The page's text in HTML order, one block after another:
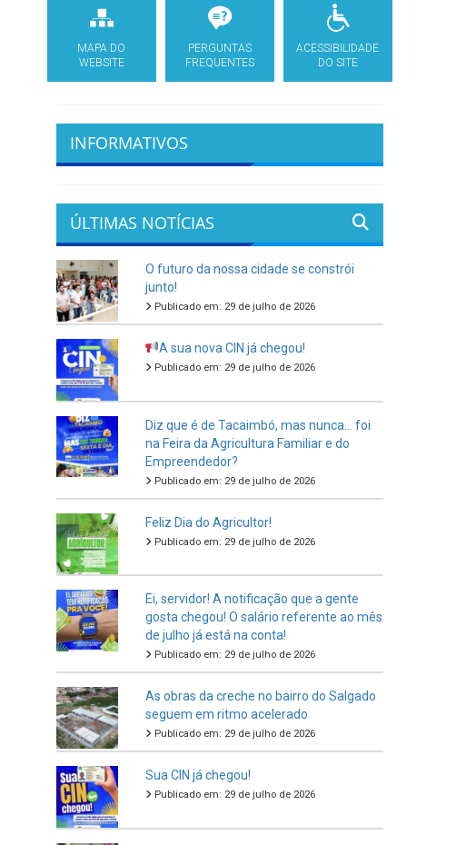
MAPA DO
WEBSITE
PERGUNTAS
FREQUENTES
ACESSIBILIDADE
DO SITE
INFORMATIVOS
ÚLTIMAS NOTÍCIAS
O futuro da nossa cidade se constrói
junto!
Publicado em: 29 de julho de 2026
A sua nova CIN já chegou!
Publicado em: 29 de julho de 2026
Diz que é de Tacaimbó, mas nunca… foi
na Feira da Agricultura Familiar e do
Empreendedor?
Publicado em: 29 de julho de 2026
Feliz Dia do Agricultor!
Publicado em: 29 de julho de 2026
Ei, servidor! A notificação que a gente
gosta chegou! O salário referente ao mês
de julho já está na conta!
Publicado em: 29 de julho de 2026
As obras da creche no bairro do Salgado
seguem em ritmo acelerado
Publicado em: 29 de julho de 2026
Sua CIN já chegou!
Publicado em: 29 de julho de 2026